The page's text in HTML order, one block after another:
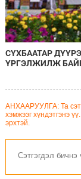
СҮХБААТАР
ҮРГЭЛЖИЛЖ
АНХААРУУЛГА: Та
хэмжээг хүндэтгэнэ
эрхтэй.